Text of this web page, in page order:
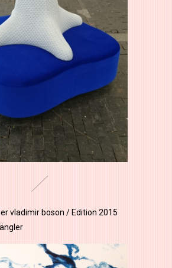
vladimir boson / Edition 2015